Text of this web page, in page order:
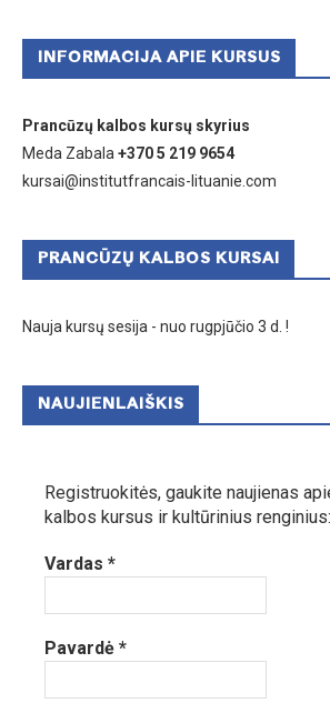
INFORMACIJA APIE KURSUS
Prancūzų kalbos kursų skyrius
Meda Zabala +370 5 219 9654
kursai@institutfrancais-lituanie.com
PRANCŪZŲ KALBOS KURSAI
Nauja kursų sesija - nuo rugpjūčio 3 d. !
NAUJIENLAIŠKIS
Registruokitės, gaukite naujienas
kalbos kursus ir kultūrinius renginius:
Vardas *
Pavardė *